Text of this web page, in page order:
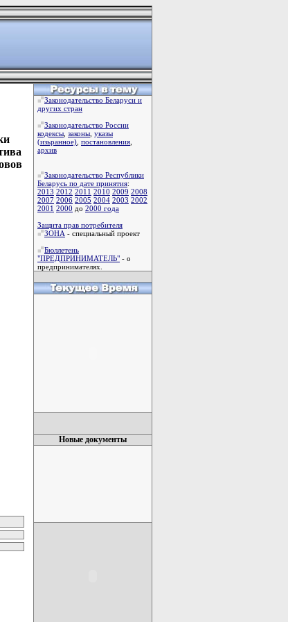
Законодательство Беларуси и
других стран
Законодательство России
кодексы законы указы
(изьранное) постановления
архив
Законодательство Республики
Беларусь по дате принятия:
2013 2012 2011 2010 2009 2008
2007 2006 2005 2004 2003 2002
2001 2000 до 2000 года
Защита прав потребителя
ЗОНА - специальный проект
Бюллетень
"ПРЕДПРИНИМАТЕЛЬ" - о
предпринимателях.
Новые документы